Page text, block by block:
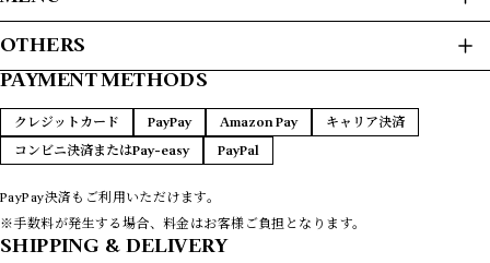
JACKET / BLOUSON
S/S SHIRTS
SWEAT / HOODIE
SWEATER
T-SHIRTS
VEST
COATS
LEATHER
HOME
PAYMENT METHODS
FAQ
CONTACT
OTHERS
プライバシーポリシー
特定商取引法に基づく表記
PAYMENT METHODS
クレジットカード PayPay Amazon Pay
キャリア決済
コンビニ決済またはPay-easy
PayPal
PayPay決済もご利用いただけます。
※手数料が発生する場合、料金はお客様ご負担となります。
SHIPPING & DELIVERY